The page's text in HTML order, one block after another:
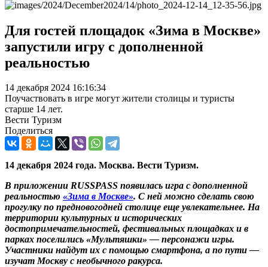
Для гостей площадок «Зима в Москве»
запустили игру с дополненной
реальностью
14 декабря 2024 16:16:34
Поучаствовать в игре могут жители столицы и туристы
старше 14 лет.
Вести Туризм
Поделиться
14 декабря 2024 года. Москва. Вести Туризм.
В приложении RUSSPASS появилась игра с дополненной
реальностью «Зима в Москве». С ней можно сделать свою
прогулку по предновогодней столице еще увлекательнее. На
территории культурных и исторических
достопримечательностей, фестивальных площадках и в
парках поселились «Мультяшки» — персонажи игры.
Участники найдут их с помощью смартфона, а по пути —
изучат Москву с необычного ракурса.